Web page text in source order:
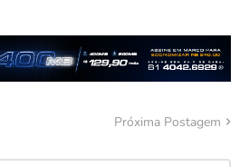
Próxima Postagem